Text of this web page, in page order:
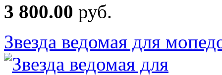
3 800.00 руб.
Звезда ведомая для